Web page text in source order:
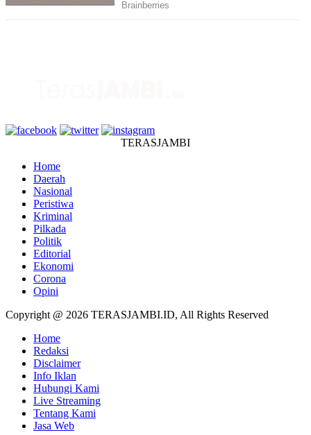
TERASJAMBI
Home
Daerah
Nasional
Peristiwa
Kriminal
Pilkada
Politik
Editorial
Ekonomi
Corona
Opini
Copyright @ 2026 TERASJAMBI.ID, All Rights Reserved
Home
Redaksi
Disclaimer
Info Iklan
Hubungi Kami
Live Streaming
Tentang Kami
Jasa Web